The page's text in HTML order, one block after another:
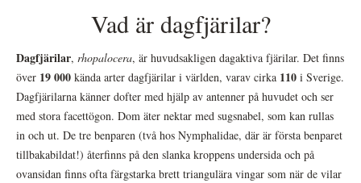
Vad är dagfjärilar?
Dagfjärilar, rhopalocera, är huvudsakligen dagaktiva fjärilar. Det finns
över 19 000 kända arter dagfjärilar i världen, varav cirka 110 i Sverige.
Dagfjärilarna känner dofter med hjälp av antenner på huvudet och ser
med stora facettögon. Dom äter nektar med sugsnabel, som kan rullas
in och ut. De tre benparen (två hos Nymphalidae, där är första benparet
tillbakabildat!) återfinns på den slanka kroppens undersida och på
ovansidan finns ofta färgstarka brett triangulära vingar som när de vilar